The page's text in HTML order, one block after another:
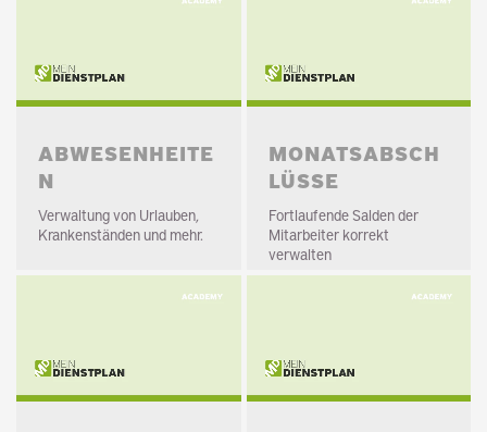
ABWESENHEITE
N
Verwaltung von Urlauben,
Krankenständen und mehr.
MONATSABSCH
LÜSSE
Fortlaufende Salden der
Mitarbeiter korrekt
verwalten